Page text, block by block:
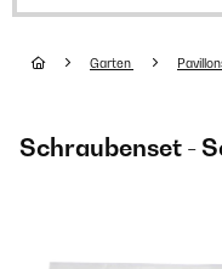
Garten
Schraubenset -